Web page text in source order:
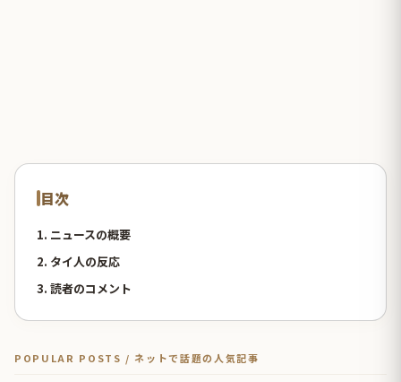
目次
1. ニュースの概要
2. タイ人の反応
3. 読者のコメント
POPULAR POSTS / ネットで話題の人気記事